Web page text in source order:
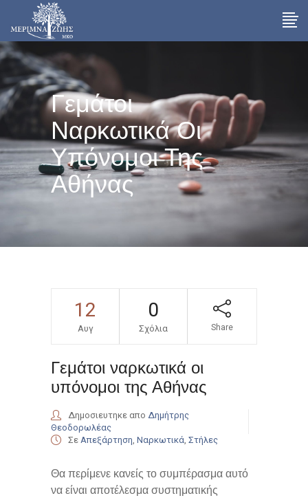
Γεμάτοι
Ναρκωτικά Οι
Υπόνομοι Της
Αθήνας
12
Αυγ
0
Σχόλια Share
Γεμάτοι ναρκωτικά οι
υπόνομοι της Αθήνας
Δημοσιευτηκε απο Δημήτρης
Θεοδορωλέας
Σε Απεξάρτηση Ναρκωτικά Στήλες
Θα περίμενε κανείς το συμπέρασμα αυτό
να είναι αποτέλεσμα συστηματικής